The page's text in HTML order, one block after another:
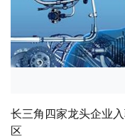
长三角四家龙头企业
区